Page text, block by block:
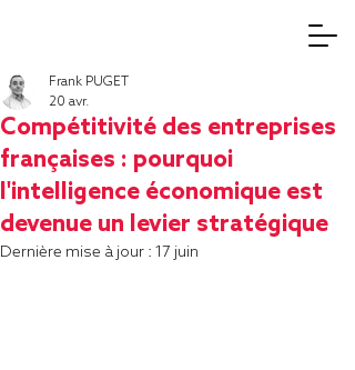
Compétitivité des entreprises
françaises : pourquoi
l'intelligence économique est
devenue un levier stratégique
Frank PUGET
20 avr.
Dernière mise à jour : 17 juin